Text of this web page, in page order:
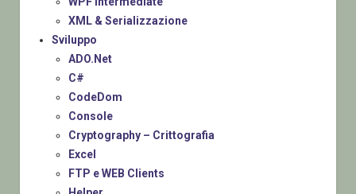
XML & Serializzazione
Sviluppo
ADO.Net
C#
CodeDom
Console
Cryptography – Crittografia
Excel
FTP e WEB Clients